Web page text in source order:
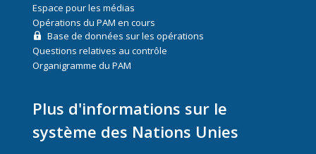
Espace pour les médias
Opérations du PAM en cours
Base de données sur les opérations
Questions relatives au contrôle
Organigramme du PAM
Plus d'informations sur le
système des Nations Unies